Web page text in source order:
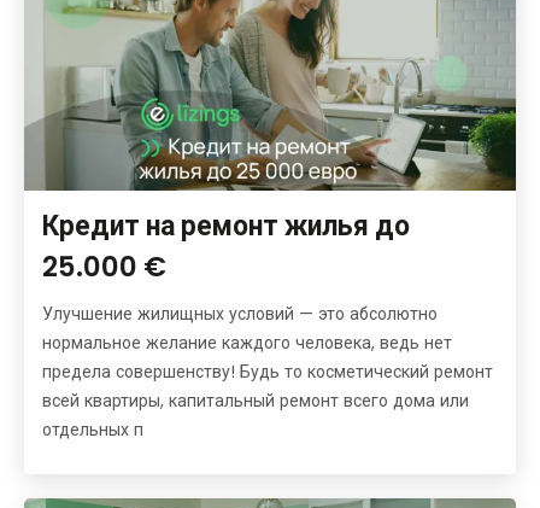
Кредит на ремонт жилья до
25.000 €
Улучшение жилищных условий — это абсолютно
нормальное желание каждого человека, ведь нет
предела совершенству! Будь то косметический ремонт
всей квартиры, капитальный ремонт всего дома или
отдельных п